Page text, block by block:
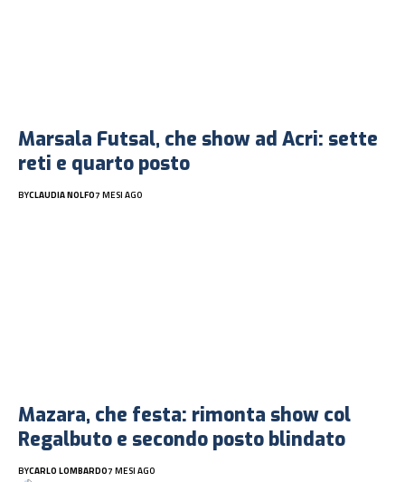
Marsala Futsal, che show ad Acri: sette
reti e quarto posto
BYCLAUDIA NOLFO7 MESI AGO
Mazara, che festa: rimonta show col
Regalbuto e secondo posto blindato
BYCARLO LOMBARDO7 MESI AGO